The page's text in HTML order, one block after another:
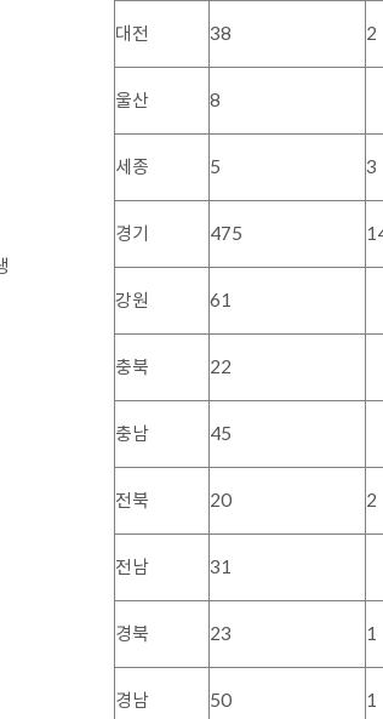
대전 38 2
울산 8
세종 5 3
경기 475
강원 61
충북 22
충남 45
전북 20 2
전남 31
경북 23 1
경남 50 1